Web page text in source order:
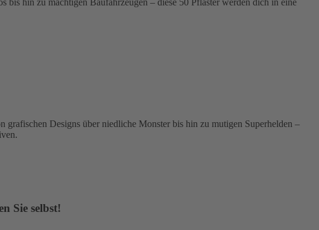
bis hin zu mächtigen Baufahrzeugen – diese 50 Pflaster werden dich in eine
Designs über niedliche Monster bis hin zu mutigen Superhelden –
Sie selbst!